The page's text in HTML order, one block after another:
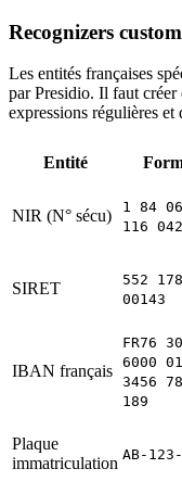
Recognizers
Les entités françaises
par Presidio. Il faut créer
expressions régulières et
Entité
NIR (N° sécu)
1 84
116
SIRET
552
00143
IBAN français
FR76
6000
3456
189
Plaque
immatriculation AB-123-